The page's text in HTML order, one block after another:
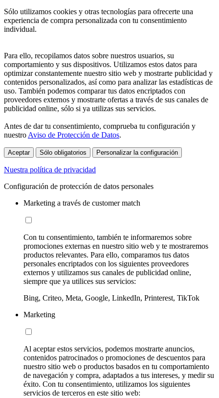
Sólo utilizamos cookies y otras tecnologías para ofrecerte una
experiencia de compra personalizada con tu consentimiento
individual.
Para ello, recopilamos datos sobre nuestros usuarios, su
comportamiento y sus dispositivos. Utilizamos estos datos para
optimizar constantemente nuestro sitio web y mostrarte publicidad y
contenidos personalizados, así como para analizar las estadísticas de
uso. También podemos comparar tus datos encriptados con
proveedores externos y mostrarte ofertas a través de sus canales de
publicidad online, sólo si ya utilizas sus servicios.
Antes de dar tu consentimiento, comprueba tu configuración y
nuestro Aviso de Protección de Datos.
Aceptar Sólo obligatorios Personalizar la configuración
Nuestra política de privacidad
Configuración de protección de datos personales
Marketing a través de customer match
Con tu consentimiento, también te informaremos sobre
promociones externas en nuestro sitio web y te mostraremos
productos relevantes. Para ello, comparamos tus datos
personales encriptados con los siguientes proveedores
externos y utilizamos sus canales de publicidad online,
siempre que ya utilices sus servicios:
Bing, Criteo, Meta, Google, LinkedIn, Printerest, TikTok
Marketing
Al aceptar estos servicios, podemos mostrarte anuncios,
contenidos patrocinados o promociones de descuentos para
nuestro sitio web o productos basados en tu comportamiento
de navegación y compra, adaptados a tus intereses, y medir su
éxito. Con tu consentimiento, utilizamos los siguientes
servicios de terceros en este sitio web: